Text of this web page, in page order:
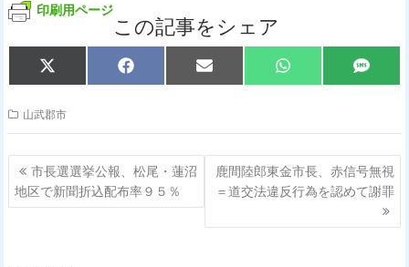
印刷用ページ
この記事をシェア
Share
on
X
(
w
t
t
e
r
)
Share
on
F
a
o
o
k
Share
on
E
m
Share
on
W
h
A
p
p
Share
on
S
M
山武郡市
投
稿
ナ
市長選選挙公報、松尾・蓮沼
地区で新聞折込配布率９５％
鹿間陸郎東金市長、赤信号無視
＝道交法違反行為を認めて謝罪